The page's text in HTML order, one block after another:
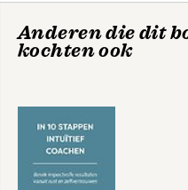
In 10 stappen
Stap 7. Maak een genogram
Stap 8. Doe een tafelopstelling
Over de auteurs
Nawoord
Anderen die dit
kochten ook